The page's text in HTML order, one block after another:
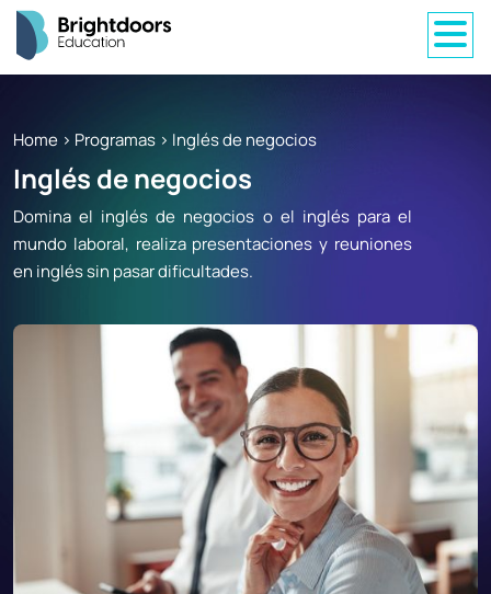
Home > Programas > Inglés de negocios
Inglés de negocios
Domina el inglés de negocios o el inglés para el
mundo laboral, realiza presentaciones y reuniones
en inglés sin pasar dificultades.